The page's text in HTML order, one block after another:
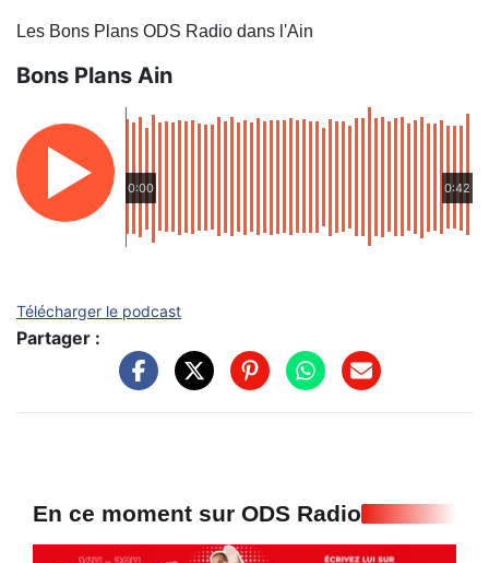
Les Bons Plans ODS Radio dans l'Ain
Bons Plans Ain
0:00 0:42
Télécharger le podcast
Partager :
En ce moment sur ODS Radio